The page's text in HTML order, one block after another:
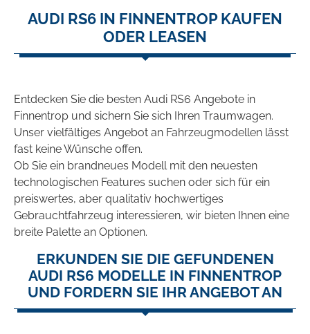
AUDI RS6 IN FINNENTROP KAUFEN
ODER LEASEN
Entdecken Sie die besten Audi RS6 Angebote in
Finnentrop und sichern Sie sich Ihren Traumwagen.
Unser vielfältiges Angebot an Fahrzeugmodellen lässt
fast keine Wünsche offen.
Ob Sie ein brandneues Modell mit den neuesten
technologischen Features suchen oder sich für ein
preiswertes, aber qualitativ hochwertiges
Gebrauchtfahrzeug interessieren, wir bieten Ihnen eine
breite Palette an Optionen.
ERKUNDEN SIE DIE GEFUNDENEN
AUDI RS6 MODELLE IN FINNENTROP
UND FORDERN SIE IHR ANGEBOT AN